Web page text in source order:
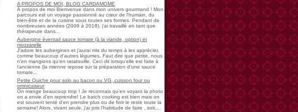
A PROPOS DE MOI, BLOG CARDAMOME
À propos de moi Bienvenue dans mon univers gourmand ! Mon
parcours est un voyage passionné au cœur de l'humain, du
bien-être et de la cuisine sous toutes ses formes. Pendant de
nombreuses années (2006 à 2018), j'ai travaillé en tant que
thérapeute dans...
Aubergine éventail sauce tomate (à la viande, option) et
mozzarelle
J'adore les aubergines et j'aurai mis du temps à les apprécier,
comme beaucoup d'autres légumes. Faut dire que petite, nous
n'en mangions qu'en ratatouille. Ceci dit lorsqu'elle est faite à
l'ancienne (la mienne repose sur la préparation d'une sauce
tomate...
Petite Quiche pour solo au bacon ou VG, cuisson four ou
omnicuiseur
On mange beaucoup trop ! Je reconnais qu'en voyant la photo
on a envie d'en reprendre! Le batch cooking est bien mais on
est souvent tenté d'en prendre plus ou de finir le reste toute la
semaine! Alors, vivant seule, j'ai pris l'habitude de faire , soit,...